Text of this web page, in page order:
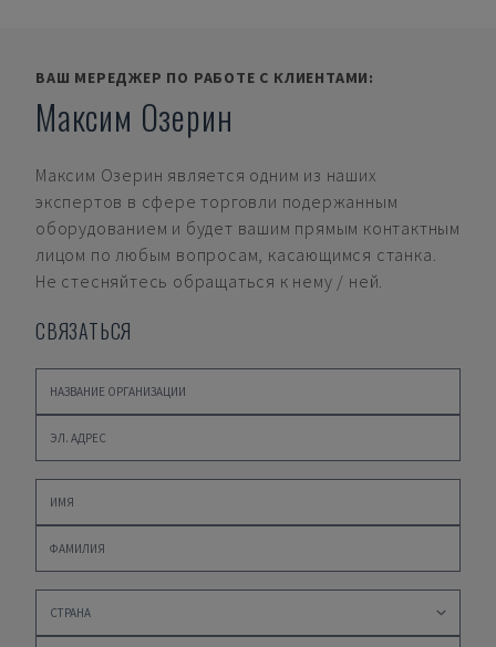
ВАШ МЕРЕДЖЕР ПО РАБОТЕ С КЛИЕНТАМИ:
Максим Озерин
Максим Озерин является одним из наших
экспертов в сфере торговли подержанным
оборудованием и будет вашим прямым контактным
лицом по любым вопросам, касающимся станка.
Не стесняйтесь обращаться к нему / ней.
СВЯЗАТЬСЯ